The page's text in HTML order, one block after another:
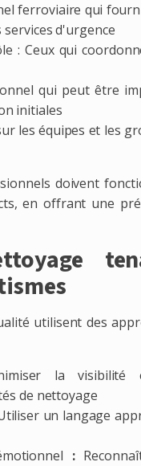
ferroviaire qui
d'urgence
: Ceux qui
qui peut être
initiales
les équipes et les
doivent
en offrant une
utilisent des
la visibilité
de nettoyage
un langage
: